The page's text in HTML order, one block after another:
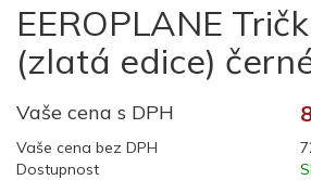
EEROPLANE
(zlatá edice)
Vaše cena s DPH
Vaše cena bez DPH
Dostupnost